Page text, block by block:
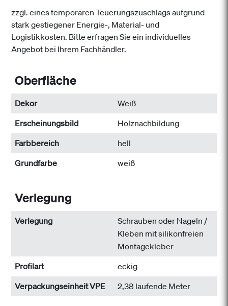
zzgl. eines temporären Teuerungszuschlags aufgrund
stark gestiegener Energie-, Material- und
Logistikkosten. Bitte erfragen Sie ein individuelles
Angebot bei Ihrem Fachhändler.
Oberfläche
Dekor
Weiß
Erscheinungsbild
Holznachbildung
Farbbereich
hell
Grundfarbe
weiß
Verlegung
Verlegung
Schrauben oder Nageln /
Kleben mit silikonfreien
Montagekleber
Profilart
eckig
Verpackungseinheit VPE
2,38 laufende Meter